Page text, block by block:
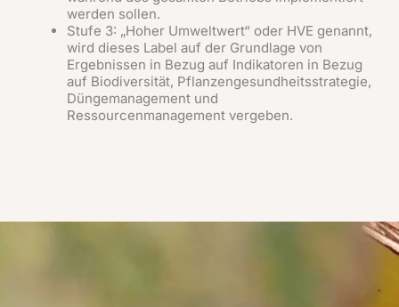
werden sollen.
Stufe 3: „Hoher Umweltwert“ oder HVE genannt,
wird dieses Label auf der Grundlage von
Ergebnissen in Bezug auf Indikatoren in Bezug
auf Biodiversität, Pflanzengesundheitsstrategie,
Düngemanagement und
Ressourcenmanagement vergeben.